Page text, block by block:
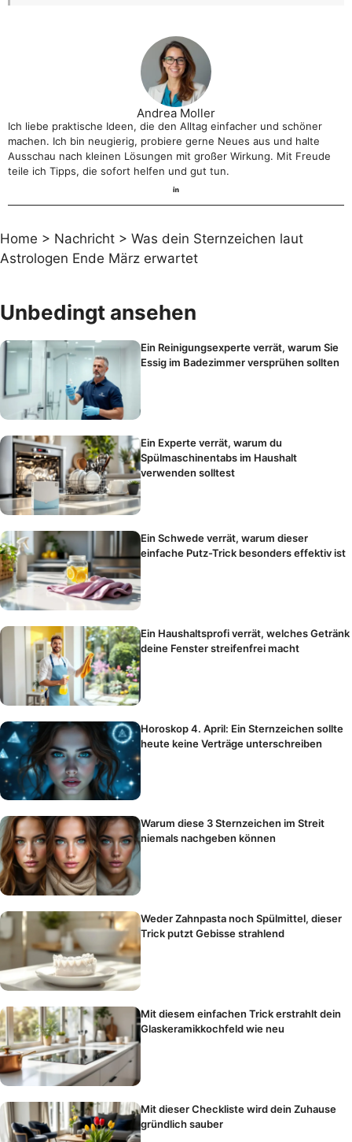
Andrea Moller
Ich liebe praktische Ideen, die den Alltag einfacher und schöner
machen. Ich bin neugierig, probiere gerne Neues aus und halte
Ausschau nach kleinen Lösungen mit großer Wirkung. Mit Freude
teile ich Tipps, die sofort helfen und gut tun.
Home > Nachricht > Was dein Sternzeichen laut
Astrologen Ende März erwartet
Unbedingt ansehen
Ein Reinigungsexperte verrät, warum Sie
Essig im Badezimmer versprühen sollten
Ein Experte verrät, warum du
Spülmaschinentabs im Haushalt
verwenden solltest
Ein Schwede verrät, warum dieser
einfache Putz-Trick besonders effektiv ist
Ein Haushaltsprofi verrät, welches Getränk
deine Fenster streifenfrei macht
Horoskop 4. April: Ein Sternzeichen sollte
heute keine Verträge unterschreiben
Warum diese 3 Sternzeichen im Streit
niemals nachgeben können
Weder Zahnpasta noch Spülmittel, dieser
Trick putzt Gebisse strahlend
Mit diesem einfachen Trick erstrahlt dein
Glaskeramikkochfeld wie neu
Mit dieser Checkliste wird dein Zuhause
gründlich sauber